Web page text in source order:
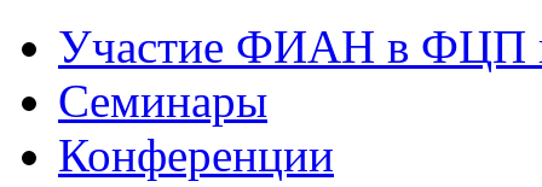
Участие ФИАН в ФЦП
Семинары
Конференции